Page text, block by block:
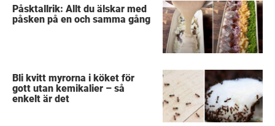
Påsktallrik: Allt du älskar med
påsken på en och samma gång
Bli kvitt myrorna i köket för
gott utan kemikalier – så
enkelt är det